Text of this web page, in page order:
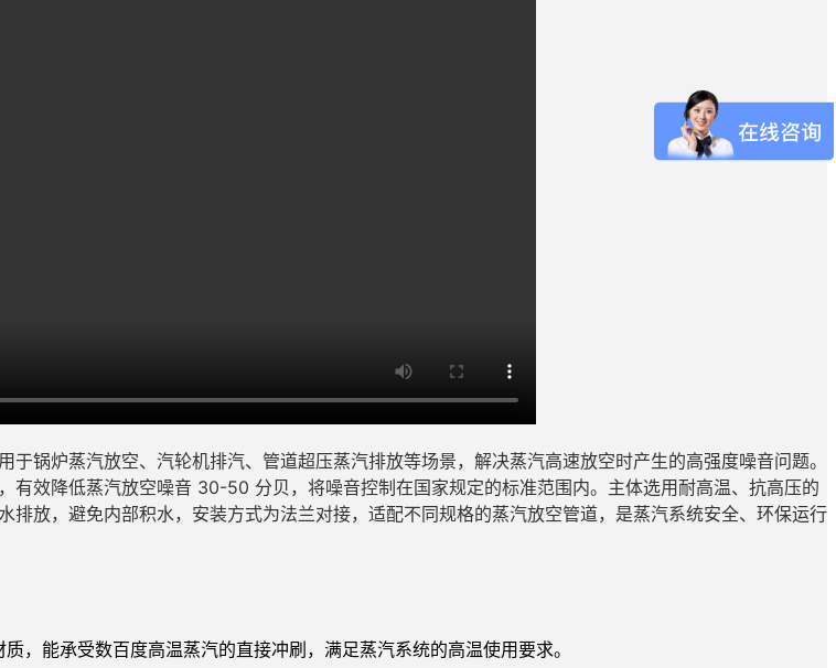
锅炉蒸汽放空、汽轮机排汽、管道超压蒸汽排放等场景，解决蒸汽高速放空时产生的高强度噪音问题。
效降低蒸汽放空噪音 30-50 分贝，将噪音控制在国家规定的标准范围内。主体选用耐高温、抗高压的
放，避免内部积水，安装方式为法兰对接，适配不同规格的蒸汽放空管道，是蒸汽系统安全、环保运行
，能承受数百度高温蒸汽的直接冲刷，满足蒸汽系统的高温使用要求。